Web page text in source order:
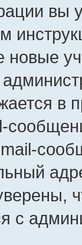
вы
новые
в
с